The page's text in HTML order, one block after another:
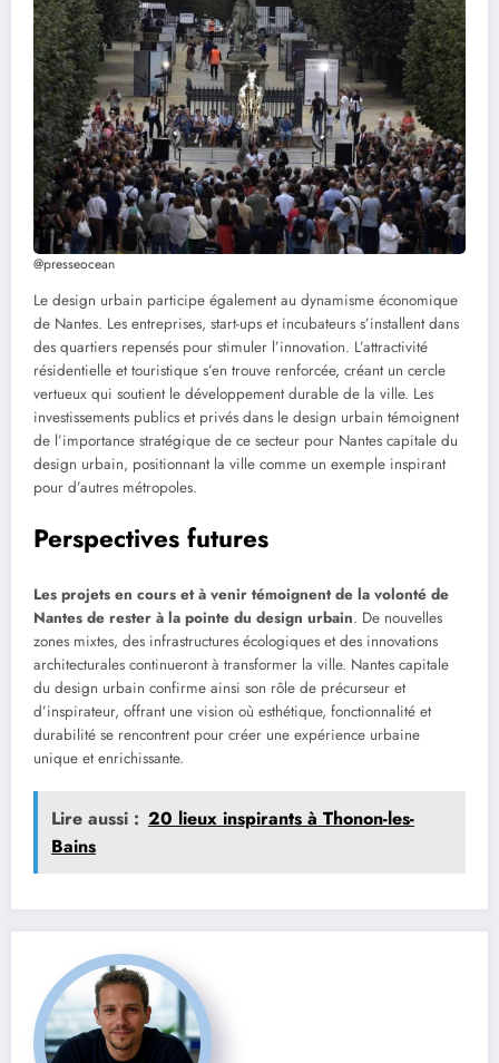
@presseocean
Le design urbain participe également au dynamisme économique
de Nantes. Les entreprises, start-ups et incubateurs s’installent dans
des quartiers repensés pour stimuler l’innovation. L’attractivité
résidentielle et touristique s’en trouve renforcée, créant un cercle
vertueux qui soutient le développement durable de la ville. Les
investissements publics et privés dans le design urbain témoignent
de l’importance stratégique de ce secteur pour Nantes capitale du
design urbain, positionnant la ville comme un exemple inspirant
pour d’autres métropoles.
Perspectives futures
Les projets en cours et à venir témoignent de la volonté de
Nantes de rester à la pointe du design urbain. De nouvelles
zones mixtes, des infrastructures écologiques et des innovations
architecturales continueront à transformer la ville. Nantes capitale
du design urbain confirme ainsi son rôle de précurseur et
d’inspirateur, offrant une vision où esthétique, fonctionnalité et
durabilité se rencontrent pour créer une expérience urbaine
unique et enrichissante.
Lire aussi : 20 lieux inspirants à Thonon-les-
Bains